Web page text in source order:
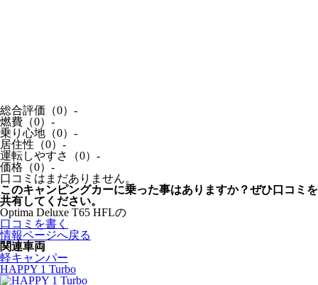
総合評価（0） -
燃費（0） -
乗り心地（0） -
居住性（0） -
運転しやすさ（0） -
価格（0） -
口コミはまだありません。
このキャンピングカーに乗った事はありますか？ぜひ口コミを
共有してください。
Optima Deluxe T65 HFLの
口コミを書く
情報ページへ戻る
関連車両
軽キャンパー
HAPPY 1 Turbo